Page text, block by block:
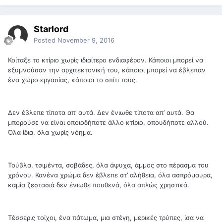
Starlord
Posted November 9, 2016
Κοίταξε το κτίριο χωρίς ιδιαίτερο ενδιαφέρον. Κάποιοι μπορεί να
εξυμνούσαν την αρχιτεκτονική του, κάποιοι μπορεί να έβλεπαν
ένα χώρο εργασίας, κάποιοι το σπίτι τους.
Δεν έβλεπε τίποτα απ’ αυτά. Δεν ένιωθε τίποτα απ’ αυτά. Θα
μπορούσε να είναι οποιοδήποτε άλλο κτίριο, οπουδήποτε αλλού.
Όλα ίδια, όλα χωρίς νόημα.
Τούβλα, τσιμέντα, σοβάδες, όλα άψυχα, άμμος στο πέρασμα του
χρόνου. Κανένα χρώμα δεν έβλεπε στ’ αλήθεια, όλα ασπρόμαυρα,
καμία ζεστασιά δεν ένιωθε πουθενά, όλα απλώς χρηστικά.
Τέσσερις τοίχοι, ένα πάτωμα, μια στέγη, μερικές τρύπες, ίσα να